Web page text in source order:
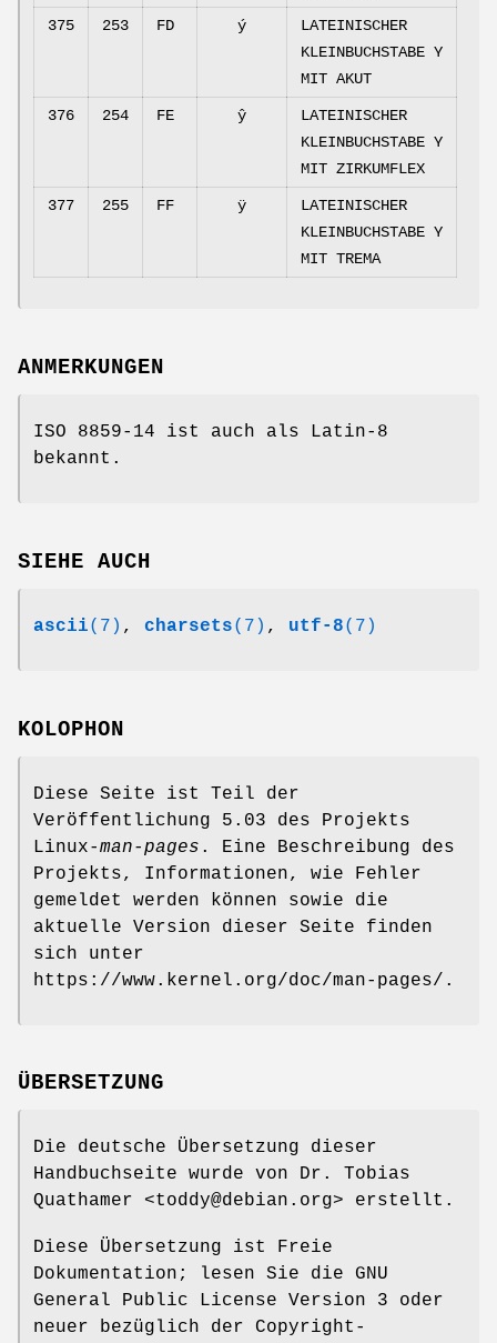
375 253 FD ý
LATEINISCHER
KLEINBUCHSTABE Y
MIT AKUT
376 254 FE ŷ
LATEINISCHER
KLEINBUCHSTABE Y
MIT ZIRKUMFLEX
377 255 FF ÿ
LATEINISCHER
KLEINBUCHSTABE Y
MIT TREMA
ANMERKUNGEN
ISO 8859-14 ist auch als Latin-8
bekannt.
SIEHE AUCH
ascii(7) , charsets(7) , utf-8(7)
KOLOPHON
Diese Seite ist Teil der
Veröffentlichung 5.03 des Projekts
Linux-man-pages . Eine Beschreibung des
Projekts, Informationen, wie Fehler
gemeldet werden können sowie die
aktuelle Version dieser Seite finden
sich unter
https://www.kernel.org/doc/man-pages/.
ÜBERSETZUNG
Die deutsche Übersetzung dieser
Handbuchseite wurde von Dr. Tobias
Quathamer <toddy@debian.org> erstellt.
Diese Übersetzung ist Freie
Dokumentation; lesen Sie die GNU
General Public License Version 3 oder
neuer bezüglich der Copyright-